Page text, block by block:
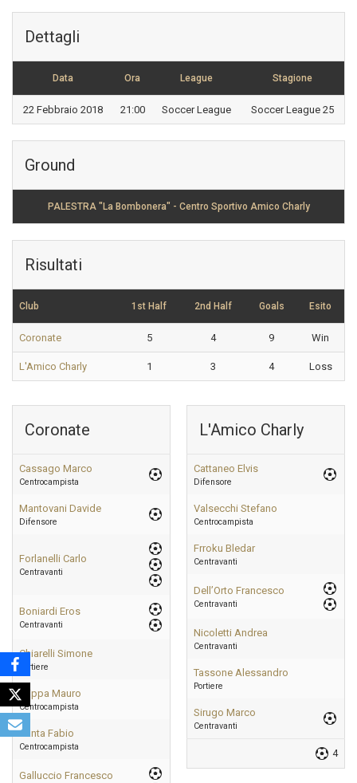
Dettagli
Data Ora League Stagione
22 Febbraio 2018 21:00 Soccer League Soccer League 25
Ground
PALESTRA "La Bombonera" - Centro Sportivo Amico Charly
Risultati
Club 1st Half 2nd Half Goals Esito
Coronate 5 4 9 Win
L'Amico Charly 1 3 4 Loss
Coronate
Cassago Marco
Centrocampista
Mantovani Davide
Difensore
Forlanelli Carlo
Centravanti
Boniardi Eros
Centravanti
Chiarelli Simone
Portiere
Crippa Mauro
Centrocampista
Zanta Fabio
Centrocampista
Galluccio Francesco
L'Amico Charly
Cattaneo Elvis
Difensore
Valsecchi Stefano
Centrocampista
Frroku Bledar
Centravanti
Dell’Orto Francesco
Centravanti
Nicoletti Andrea
Centravanti
Tassone Alessandro
Portiere
Sirugo Marco
Centravanti
4